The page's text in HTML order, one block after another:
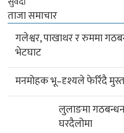
ताजा समाचार
गलेश्वर, पाखाथर र रुममा
भेटघाट
मनमोहक भू–दृश्यले फेरिँदै
लुलाङमा गठबन्धनका